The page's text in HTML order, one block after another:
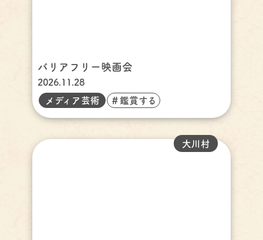
バリアフリー映画会
2026.11.28
メディア芸術
＃鑑賞する
大川村